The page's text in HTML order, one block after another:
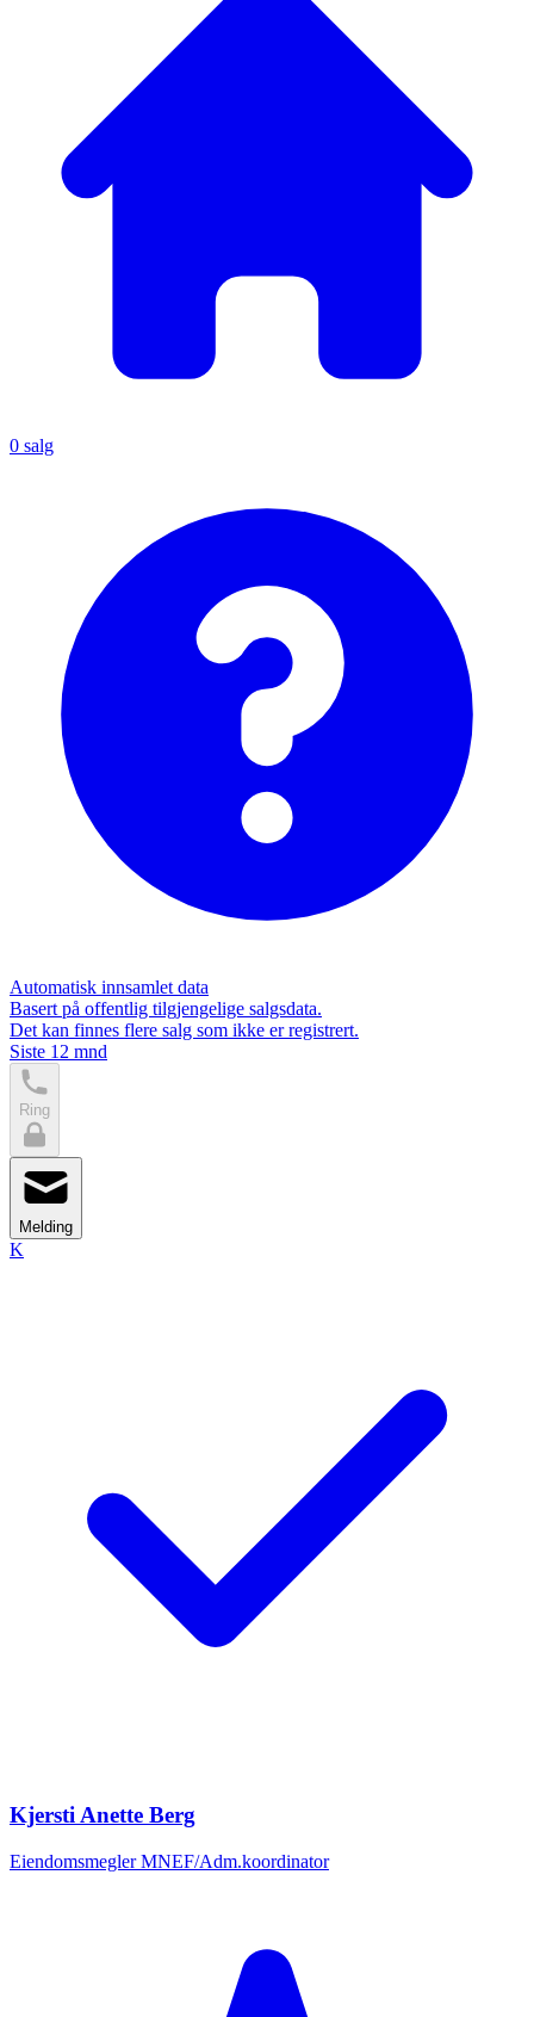
0 salg
Automatisk innsamlet data
Basert på offentlig tilgjengelige salgsdata.
Det kan finnes flere salg som ikke er registrert.
Siste 12 mnd
Ring
Melding
K
Kjersti Anette Berg
Eiendomsmegler MNEF/Adm.koordinator